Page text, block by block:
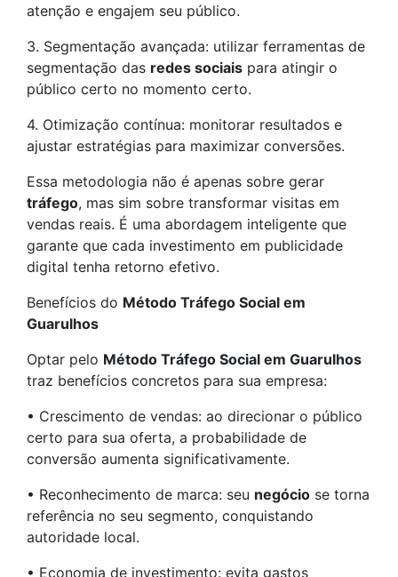
atenção e engajem seu público.
3. Segmentação avançada: utilizar ferramentas de
segmentação das redes sociais para atingir o
público certo no momento certo.
4. Otimização contínua: monitorar resultados e
ajustar estratégias para maximizar conversões.
Essa metodologia não é apenas sobre gerar
tráfego, mas sim sobre transformar visitas em
vendas reais. É uma abordagem inteligente que
garante que cada investimento em publicidade
digital tenha retorno efetivo.
Benefícios do Método Tráfego Social em
Guarulhos
Optar pelo Método Tráfego Social em Guarulhos
traz benefícios concretos para sua empresa:
• Crescimento de vendas: ao direcionar o público
certo para sua oferta, a probabilidade de
conversão aumenta significativamente.
• Reconhecimento de marca: seu negócio se torna
referência no seu segmento, conquistando
autoridade local.
• Economia de investimento: evita gastos